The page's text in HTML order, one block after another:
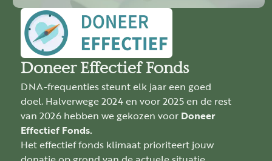
Doneer Effectief Fonds
DNA-frequenties steunt elk jaar een goed
doel. Halverwege 2024 en voor 2025 en de rest
van 2026 hebben we gekozen voor Doneer
Effectief Fonds.
Het effectief fonds klimaat prioriteert jouw